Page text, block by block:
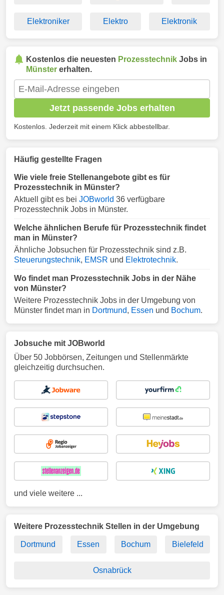
Elektroniker Elektro Elektronik
Kostenlos die neuesten Prozesstechnik Jobs in
Münster erhalten.
Jetzt passende Jobs erhalten
Kostenlos. Jederzeit mit einem Klick abbestellbar.
Häufig gestellte Fragen
Wie viele freie Stellenangebote gibt es für
Prozesstechnik in Münster?
Aktuell gibt es bei JOBworld 36 verfügbare
Prozesstechnik Jobs in Münster.
Welche ähnlichen Berufe für Prozesstechnik findet
man in Münster?
Ähnliche Jobsuchen für Prozesstechnik sind z.B.
Steuerungstechnik, EMSR und Elektrotechnik.
Wo findet man Prozesstechnik Jobs in der Nähe
von Münster?
Weitere Prozesstechnik Jobs in der Umgebung von
Münster findet man in Dortmund, Essen und Bochum.
Jobsuche mit JOBworld
Über 50 Jobbörsen, Zeitungen und Stellenmärkte
gleichzeitig durchsuchen.
und viele weitere ...
Weitere Prozesstechnik Stellen in der Umgebung
Dortmund Essen Bochum Bielefeld
Osnabrück